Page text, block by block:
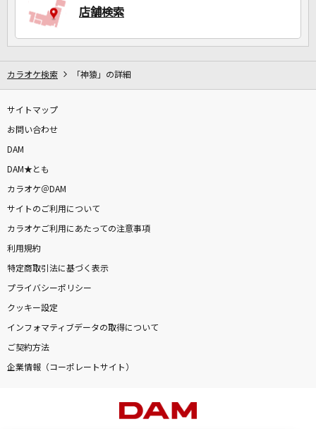
店舗検索
カラオケ検索 「神猿」の詳細
サイトマップ
お問い合わせ
DAM
DAM★とも
カラオケ＠DAM
サイトのご利用について
カラオケご利用にあたっての注意事項
利用規約
特定商取引法に基づく表示
プライバシーポリシー
クッキー設定
インフォマティブデータの取得について
ご契約方法
企業情報（コーポレートサイト）